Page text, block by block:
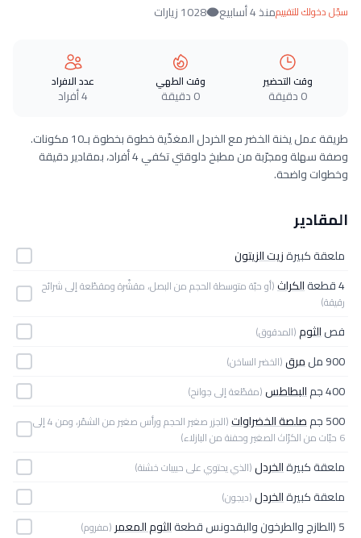
سجّل دخولك للتقييممنذ 4 أسابيع 1028 زيارات
وقت التحضير
0 دقيقة
وقت الطهي
0 دقيقة
عدد الافراد
4 أفراد
طريقة عمل يخنة الخضر مع الخردل المغذّية خطوة بخطوة بـ10 مكونات.
وصفة سهلة ومجرّبة من مطبخ دلوقتي تكفي 4 أفراد، بمقادير دقيقة
وخطوات واضحة.
المقادير
ملعقة كبيرةزيت الزيتون
4 قطعة
الكراث(أو حبّة متوسطة الحجم من البصل، مقشّرة ومقطّعة إلى شرائح
رقيقة)
فصالثوم(المدقوق)
900 مل مرق(الخضر الساخن)
400 جم البطاطس(مقطّعة إلى جوانح)
500 جم صلصة الخضراوات
(الجزر صغير الحجم ورأس صغير من الشمّر، ومن 4 إلى
6 حبّات من الكرّاث الصغير وحفنة من البازلاء)
ملعقة كبيرةالخردل(الذي يحتوي على حبيبات خشنة)
ملعقة كبيرةالخردل(ديجون)
5 (الطازج والطرخون والبقدونس قطعة الثوم المعمر (مفروم)